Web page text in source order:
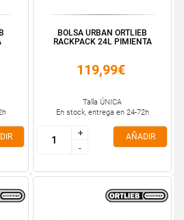
BOLSA URBAN ORTLIEB
RACKPACK 24L PIMIENTA
119,99€
Talla ÚNICA
En stock, entrega en 24-72h
+
-
+
-
AÑADIR